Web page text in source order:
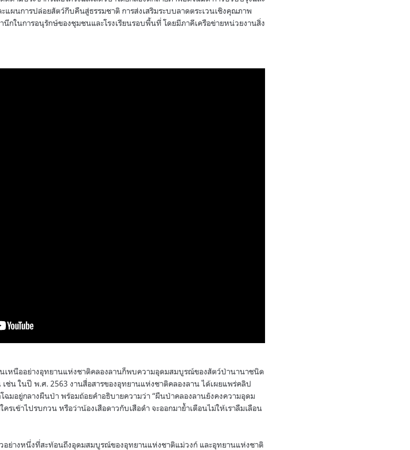
ผนการปล่อยสัตว์กีบคืนสู่ธรรมชาติ การส่งเสริมระบบลาดตระเวนเชิงคุณภาพ
นึกในการอนุรักษ์ของชุมชนและโรงเรียนรอบพื้นที่ โดยมีภาคีเครือข่ายหน่วยงานสิ่ง
เหนืออย่างอุทยานแห่งชาติคลองลานก็พบความอุดมสมบูรณ์ของสัตว์ป่านานาชนิด
ช่น ในปี พ.ศ. 2563 งานสื่อสารของอุทยานแห่งชาติคลองลาน ได้เผยแพร่คลิป
โฉมอยู่กลางผืนป่า พร้อมถ้อยคำอธิบายความว่า “ผืนป่าคลองลานยังคงความอุดม
รเข้าไปรบกวน หรือว่าน้องเสือดาวกับเสือดำ จะออกมาย้ำเตือนไม่ให้เราลืมเลือน
วอย่างหนึ่งที่สะท้อนถึงอุดมสมบูรณ์ของอุทยานแห่งชาติแม่วงก์ และอุทยานแห่งชาติ